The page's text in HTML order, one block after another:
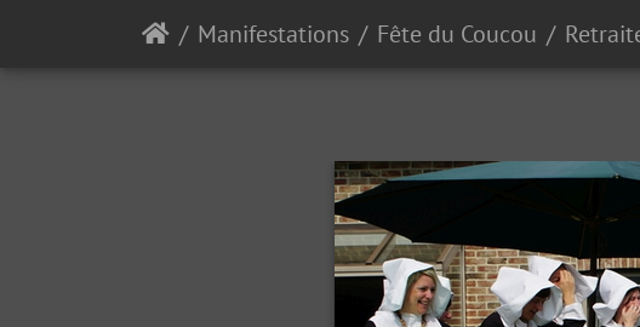
Manifestations Fête du Coucou